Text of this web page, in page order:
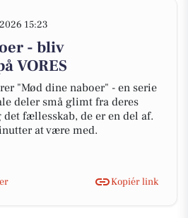
15:23
- bliv
VORES
"Mød dine naboer" - en serie
deler små glimt fra deres
det fællesskab, de er en del af.
at være med.
Kopiér link